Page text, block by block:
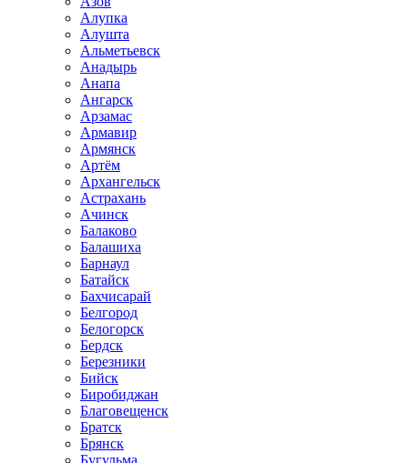
Алупка
Алушта
Альметьевск
Анадырь
Анапа
Ангарск
Арзамас
Армавир
Армянск
Артём
Архангельск
Астрахань
Ачинск
Балаково
Балашиха
Барнаул
Батайск
Бахчисарай
Белгород
Белогорск
Бердск
Березники
Бийск
Биробиджан
Благовещенск
Братск
Брянск
Бугульма